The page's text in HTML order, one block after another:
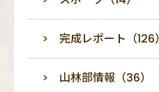
完成レポート（126）
山林部情報（36）